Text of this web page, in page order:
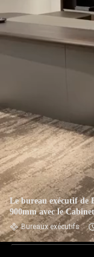
Le bureau exécutif de
900mm avec le Cabinet
Bureaux exécutifs